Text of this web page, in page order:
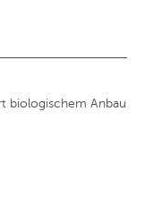
biologischem Anbau